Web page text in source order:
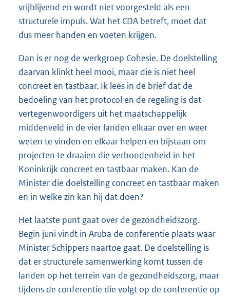
vrijblijvend en wordt niet voorgesteld als een
structurele impuls. Wat het CDA betreft, moet dat
dus meer handen en voeten krijgen.
Dan is er nog de werkgroep Cohesie. De doelstelling
daarvan klinkt heel mooi, maar die is niet heel
concreet en tastbaar. Ik lees in de brief dat de
bedoeling van het protocol en de regeling is dat
vertegenwoordigers uit het maatschappelijk
middenveld in de vier landen elkaar over en weer
weten te vinden en elkaar helpen en bijstaan om
projecten te draaien die verbondenheid in het
Koninkrijk concreet en tastbaar maken. Kan de
Minister die doelstelling concreet en tastbaar maken
en in welke zin kan hij dat doen?
Het laatste punt gaat over de gezondheidszorg.
Begin juni vindt in Aruba de conferentie plaats waar
Minister Schippers naartoe gaat. De doelstelling is
dat er structurele samenwerking komt tussen de
landen op het terrein van de gezondheidszorg, maar
tijdens de conferentie die volgt op de conferentie op